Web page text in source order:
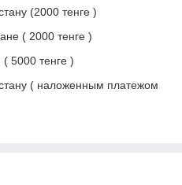
(2000 тенге )
( 2000 тенге )
5000 тенге )
( наложенным платежом